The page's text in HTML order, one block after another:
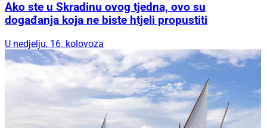
Ako ste u Skradinu ovog tjedna, ovo su
događanja koja ne biste htjeli propustiti
U nedjelju, 16. kolovoza